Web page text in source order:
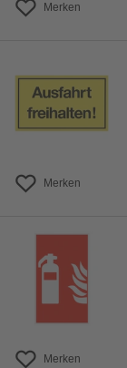
Merken
Merken
Merken